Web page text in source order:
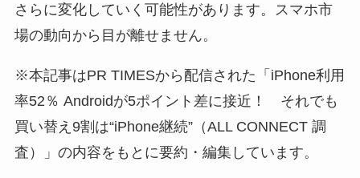
さらに変化していく可能性があります。スマホ市
場の動向から目が離せません。
※本記事はPR TIMESから配信された「iPhone利用
率52％ Androidが5ポイント差に接近！ それでも
買い替え9割は“iPhone継続”（ALL CONNECT 調
査）」の内容をもとに要約・編集しています。